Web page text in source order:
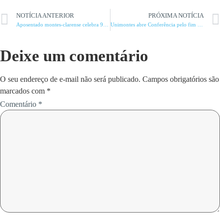
NOTÍCIA ANTERIOR PRÓXIMA NOTÍCIA
Deixe um comentário
O seu endereço de e-mail não será publicado. Campos obrigatórios são
marcados com *
Comentário *